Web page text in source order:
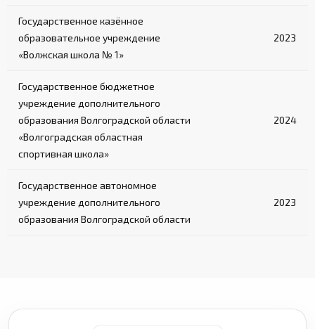
Государственное казённое
образовательное учреждение
«Волжская школа № 1»
2023
Государственное бюджетное
учреждение дополнительного
образования Волгоградской области
«Волгоградская областная
спортивная школа»
2024
Государственное автономное
учреждение дополнительного
образования Волгоградской области
2023